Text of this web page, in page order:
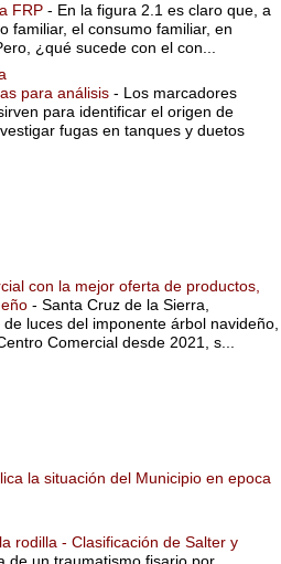
FRP - En la figura 2.1 es claro que, a
familiar, el consumo familiar, en
¿qué sucede con el con...
para análisis - Los marcadores
para identificar el origen de
fugas en tanques y duetos
con la mejor oferta de productos,
- Santa Cruz de la Sierra,
luces del imponente árbol navideño,
Comercial desde 2021, s...
la situación del Municipio en epoca
rodilla - Clasificación de Salter y